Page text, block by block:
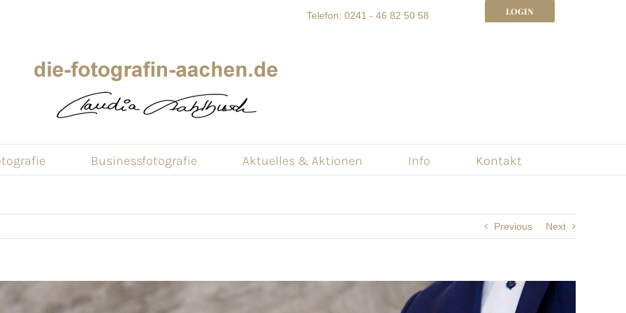
Telefon: 0241 - 46 82 50 58 LOGIN
Businessfotografie Aktuelles & Aktionen Info Kontakt
Previous Next